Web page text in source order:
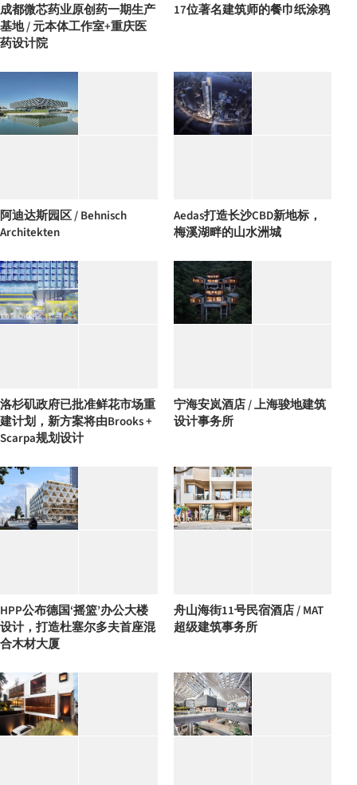
成都微芯药业原创药一期生产
基地 / 元本体工作室+重庆医
药设计院
17位著名建筑师的餐巾纸涂鸦
阿迪达斯园区 / Behnisch
Architekten
Aedas打造长沙CBD新地标，
梅溪湖畔的山水洲城
洛杉矶政府已批准鲜花市场重
建计划，新方案将由Brooks +
Scarpa规划设计
宁海安岚酒店 / 上海骏地建筑
设计事务所
HPP公布德国‘摇篮’办公大楼
设计，打造杜塞尔多夫首座混
合木材大厦
舟山海街11号民宿酒店 / MAT
超级建筑事务所